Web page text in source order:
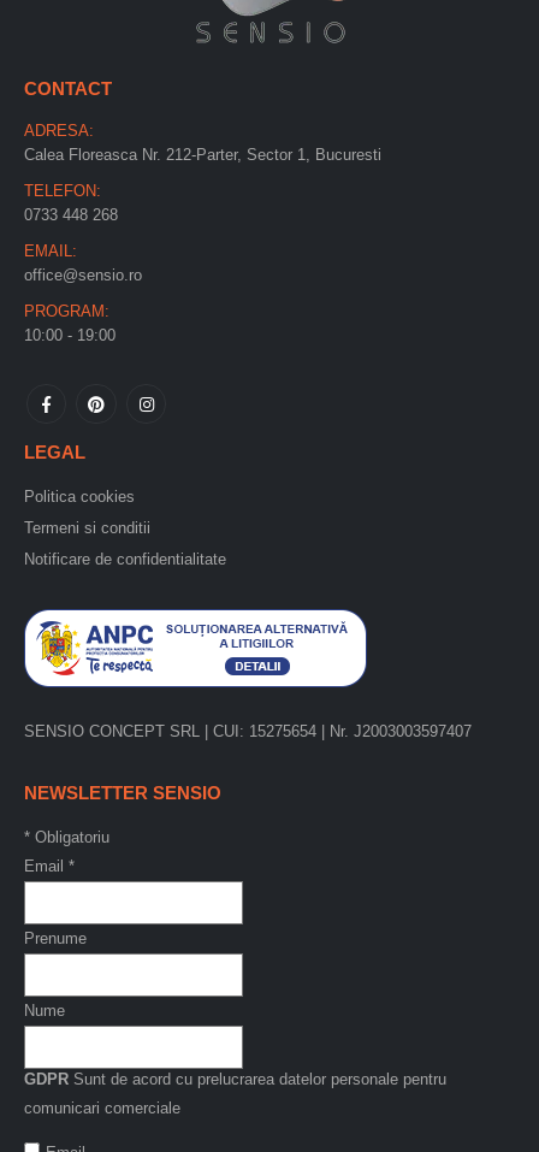
CONTACT
ADRESA:
Calea Floreasca Nr. 212-Parter, Sector 1, Bucuresti
TELEFON:
0733 448 268
EMAIL:
office@sensio.ro
PROGRAM:
10:00 - 19:00
LEGAL
Politica cookies
Termeni si conditii
Notificare de confidentialitate
SENSIO CONCEPT SRL | CUI: 15275654 | Nr. J2003003597407
NEWSLETTER SENSIO
* Obligatoriu
Email *
Prenume
Nume
GDPR Sunt de acord cu prelucrarea datelor personale pentru
comunicari comerciale